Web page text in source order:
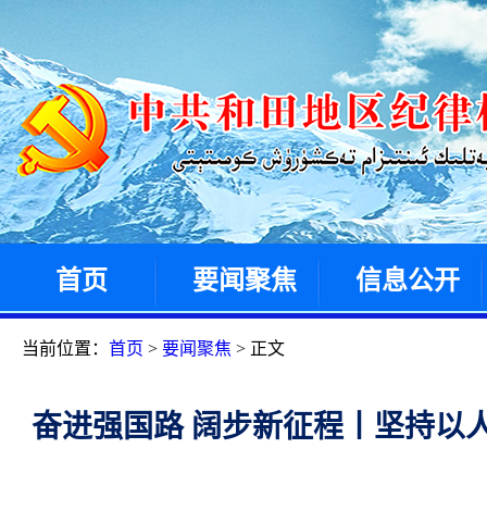
首页 要闻聚焦 信息公开
当前位置： 首页 > 要闻聚焦 > 正文
奋进强国路 阔步新征程丨坚持